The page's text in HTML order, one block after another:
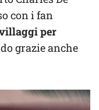
con i fan
per
grazie anche